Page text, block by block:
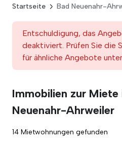
Startseite Bad Neuenahr-
Entschuldigung, das
deaktiviert. Prüfen Sie die
für ähnliche Angebote
Immobilien zur Miete
Neuenahr-Ahrweiler
14 Mietwohnungen gefunden